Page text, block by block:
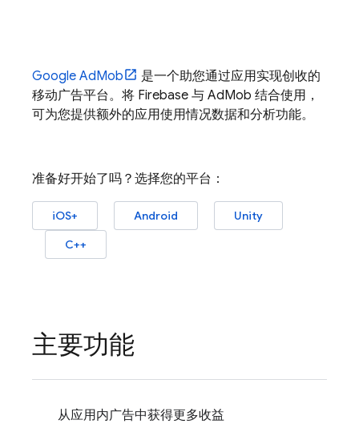
Google AdMob
是一个助您通过应用实现创收的
移动广告平台。将 Firebase 与 AdMob 结合使用，
可为您提供额外的应用使用情况数据和分析功能。
准备好开始了吗？选择您的平台：
iOS+ Android
Unity
C++
主要功能
从应用内广告中获得更多收益